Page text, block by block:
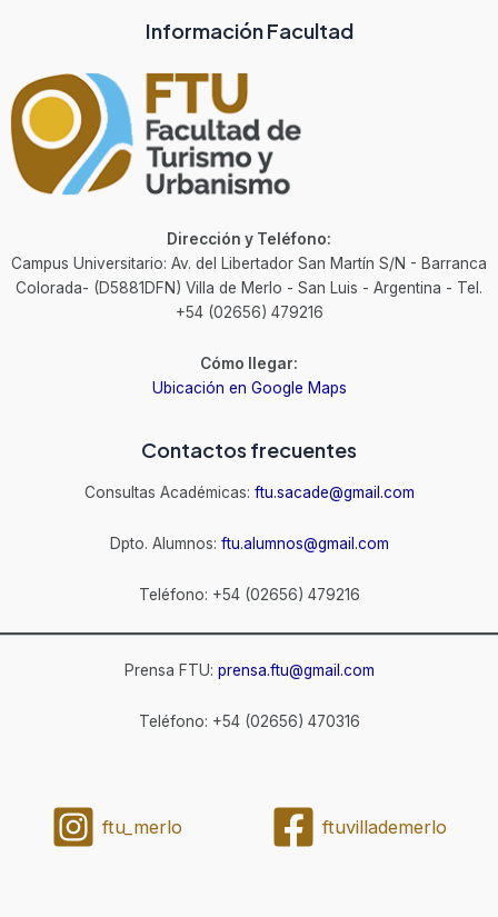
Información Facultad
Dirección y Teléfono:
Campus Universitario: Av. del Libertador San Martín S/N - Barranca
Colorada- (D5881DFN) Villa de Merlo - San Luis - Argentina - Tel.
+54 (02656) 479216
Cómo llegar:
Ubicación en Google Maps
Contactos frecuentes
Consultas Académicas: ftu.sacade@gmail.com
Dpto. Alumnos: ftu.alumnos@gmail.com
Teléfono: +54 (02656) 479216
Prensa FTU: prensa.ftu@gmail.com
Teléfono: +54 (02656) 470316
ftu_merlo ftuvillademerlo